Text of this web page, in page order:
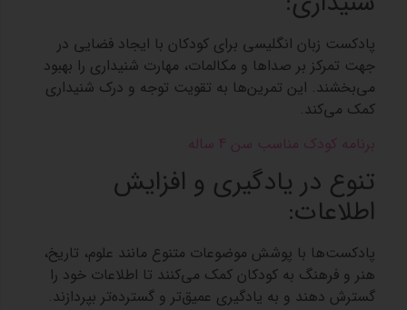
پادکست زبان انگلیسی برای کودکان با ایجاد فضایی در
جهت تمرکز بر صداها و مکالمات، مهارت شنیداری را بهبود
می‌بخشند. این تمرین‌ها به تقویت توجه و درک شنیداری
کمک می‌کند.
برنامه کودک مناسب سن 4 ساله
تنوع در یادگیری و افزایش
اطلاعات:
پادکست‌ها با پوشش موضوعات متنوع مانند علوم، تاریخ،
هنر و فرهنگ به کودکان کمک می‌کنند تا اطلاعات خود را
گسترش دهند و به یادگیری عمیق‌تر و گسترده‌تر بپردازند.